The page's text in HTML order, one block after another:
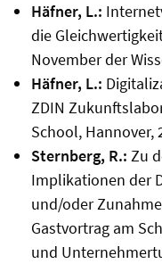
Häfner, L.:
die
November der
Häfner, L.:
ZDIN
School, Hannover,
Sternberg, R.: Zu
Implikationen der
und/oder
Gastvortrag am
und